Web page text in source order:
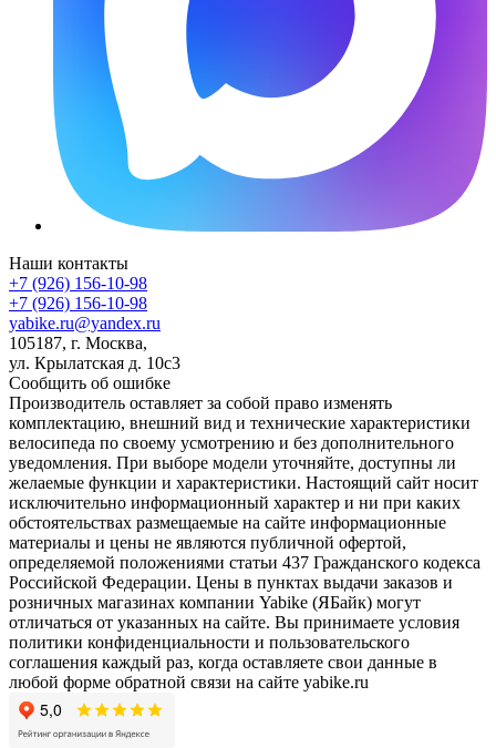
Наши контакты
+7 (926) 156-10-98
+7 (926) 156-10-98
yabike.ru@yandex.ru
105187, г. Москва,
ул. Крылатская д. 10с3
Сообщить об ошибке
Производитель оставляет за собой право изменять
комплектацию, внешний вид и технические характеристики
велосипеда по своему усмотрению и без дополнительного
уведомления. При выборе модели уточняйте, доступны ли
желаемые функции и характеристики. Настоящий сайт носит
исключительно информационный характер и ни при каких
обстоятельствах размещаемые на сайте информационные
материалы и цены не являются публичной офертой,
определяемой положениями статьи 437 Гражданского кодекса
Российской Федерации. Цены в пунктах выдачи заказов и
розничных магазинах компании Yabike (ЯБайк) могут
отличаться от указанных на сайте. Вы принимаете условия
политики конфиденциальности и пользовательского
соглашения каждый раз, когда оставляете свои данные в
любой форме обратной связи на сайте yabike.ru